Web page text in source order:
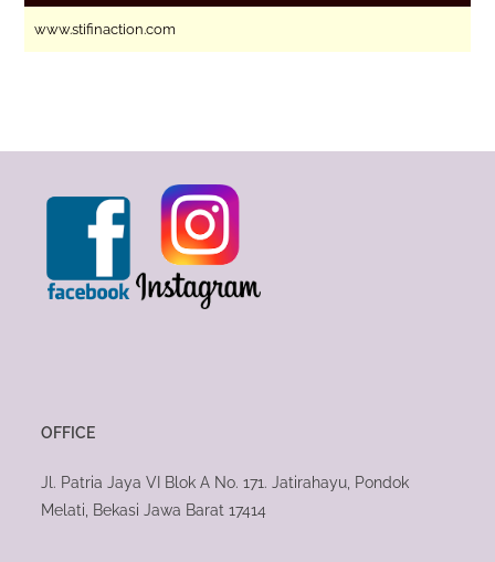
www.stifinaction.com
OFFICE
Jl. Patria Jaya VI Blok A No. 171. Jatirahayu, Pondok
Melati, Bekasi Jawa Barat 17414